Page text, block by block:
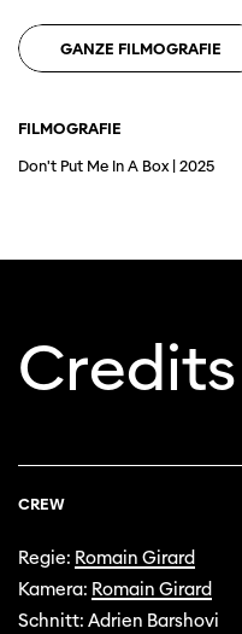
GANZE FILMOGRAFIE
FILMOGRAFIE
Don't Put Me In A Box | 2025
Credits
CREW
Regie: Romain Girard
Kamera: Romain Girard
Schnitt: Adrien Barshovi